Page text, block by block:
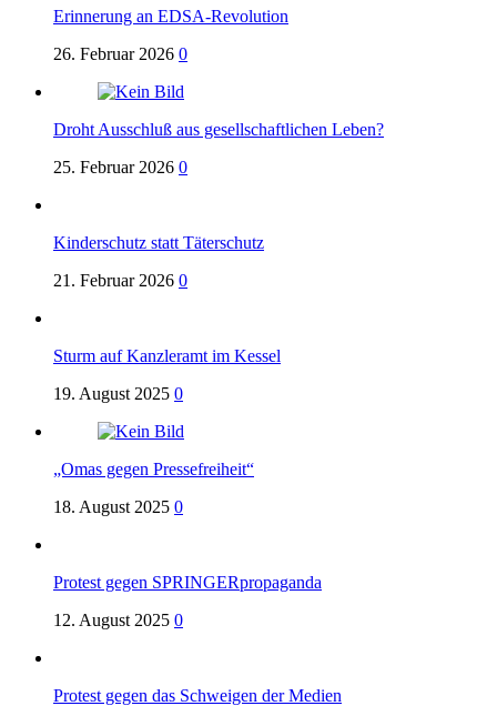
Erinnerung an EDSA-Revolution
26. Februar 2026 0
Droht Ausschluß aus gesellschaftlichen Leben?
25. Februar 2026 0
Kinderschutz statt Täterschutz
21. Februar 2026 0
Sturm auf Kanzleramt im Kessel
19. August 2025 0
„Omas gegen Pressefreiheit“
18. August 2025 0
Protest gegen SPRINGERpropaganda
12. August 2025 0
Protest gegen das Schweigen der Medien